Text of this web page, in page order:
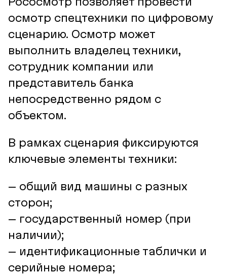
осмотр спецтехники по цифровому
сценарию. Осмотр может
выполнить владелец техники,
сотрудник компании или
представитель банка
непосредственно рядом с
объектом.
В рамках сценария фиксируются
ключевые элементы техники:
– общий вид машины с разных
сторон;
– государственный номер (при
наличии);
– идентификационные таблички и
серийные номера;